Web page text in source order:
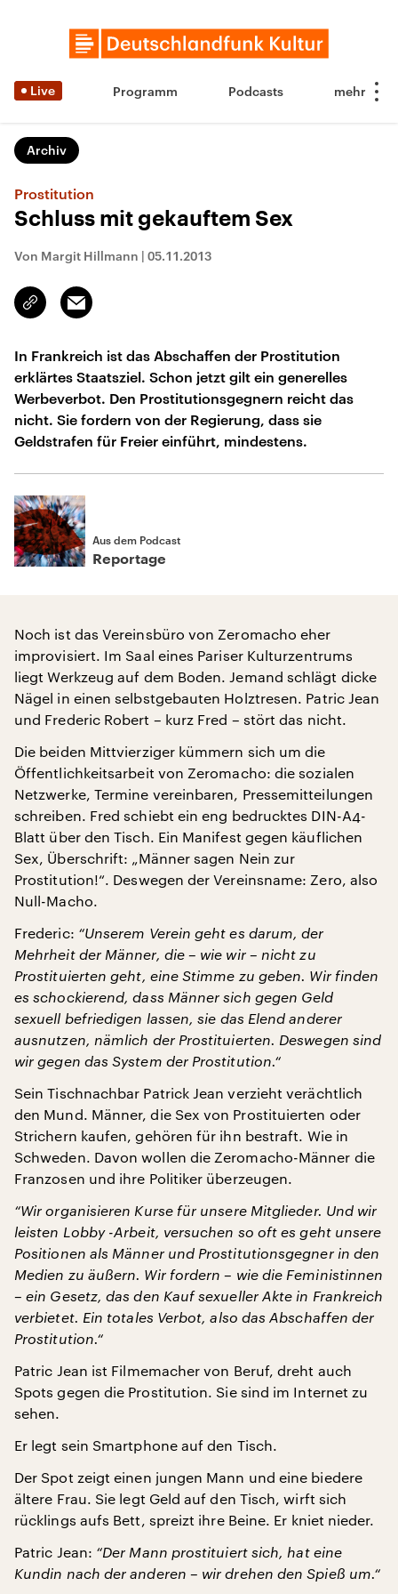
Live Programm Podcasts
Archiv
Prostitution
Schluss mit gekauftem Sex
Von Margit Hillmann | 05.11.2013
Link
kopieren/teilen
Email
In Frankreich ist das Abschaffen der Prostitution
erklärtes Staatsziel. Schon jetzt gilt ein generelles
Werbeverbot. Den Prostitutionsgegnern reicht das
nicht. Sie fordern von der Regierung, dass sie
Geldstrafen für Freier einführt, mindestens.
Aus dem Podcast
Reportage
Noch ist das Vereinsbüro von Zeromacho eher
improvisiert. Im Saal eines Pariser Kulturzentrums
liegt Werkzeug auf dem Boden. Jemand schlägt dicke
Nägel in einen selbstgebauten Holztresen. Patric Jean
und Frederic Robert – kurz Fred – stört das nicht.
Die beiden Mittvierziger kümmern sich um die
Öffentlichkeitsarbeit von Zeromacho: die sozialen
Netzwerke, Termine vereinbaren, Pressemitteilungen
schreiben. Fred schiebt ein eng bedrucktes DIN-A4-
Blatt über den Tisch. Ein Manifest gegen käuflichen
Sex, Überschrift: „Männer sagen Nein zur
Prostitution!“. Deswegen der Vereinsname: Zero, also
Null-Macho.
Frederic: “Unserem Verein geht es darum, der
Mehrheit der Männer, die – wie wir – nicht zu
Prostituierten geht, eine Stimme zu geben. Wir finden
es schockierend, dass Männer sich gegen Geld
sexuell befriedigen lassen, sie das Elend anderer
ausnutzen, nämlich der Prostituierten. Deswegen sind
wir gegen das System der Prostitution.“
Sein Tischnachbar Patrick Jean verzieht verächtlich
den Mund. Männer, die Sex von Prostituierten oder
Strichern kaufen, gehören für ihn bestraft. Wie in
Schweden. Davon wollen die Zeromacho-Männer die
Franzosen und ihre Politiker überzeugen.
“Wir organisieren Kurse für unsere Mitglieder. Und wir
leisten Lobby -Arbeit, versuchen so oft es geht unsere
Positionen als Männer und Prostitutionsgegner in den
Medien zu äußern. Wir fordern – wie die Feministinnen
– ein Gesetz, das den Kauf sexueller Akte in Frankreich
verbietet. Ein totales Verbot, also das Abschaffen der
Prostitution.“
Patric Jean ist Filmemacher von Beruf, dreht auch
Spots gegen die Prostitution. Sie sind im Internet zu
sehen.
Er legt sein Smartphone auf den Tisch.
Der Spot zeigt einen jungen Mann und eine biedere
ältere Frau. Sie legt Geld auf den Tisch, wirft sich
rücklings aufs Bett, spreizt ihre Beine. Er kniet nieder.
Patric Jean: “Der Mann prostituiert sich, hat eine
Kundin nach der anderen – wir drehen den Spieß um.“